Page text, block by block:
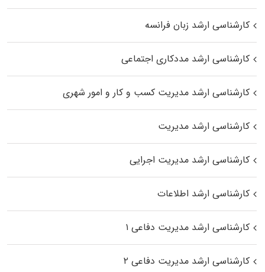
کارشناسی ارشد زبان فرانسه
کارشناسی ارشد مددکاری اجتماعی
کارشناسی ارشد مدیریت کسب و کار و امور شهری
کارشناسی ارشد مدیریت
کارشناسی ارشد مدیریت اجرایی
کارشناسی ارشد اطلاعات
کارشناسی ارشد مدیریت دفاعی ۱
کارشناسی ارشد مدیریت دفاعی ۲